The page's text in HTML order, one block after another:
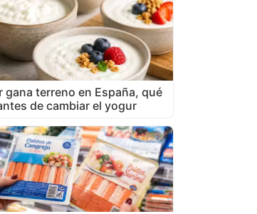
gana terreno en España, qué
de cambiar el yogur